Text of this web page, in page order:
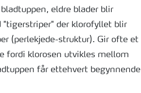
eldre blader blir
"tigerstriper" der klorofyllet blir
(perlekjede-struktur). Gir ofte et
fordi klorosen utvikles mellom
får ettehvert begynnende